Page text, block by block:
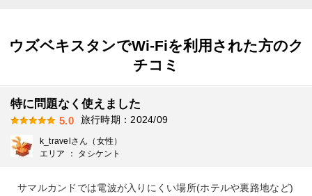
ウズベキスタンでWi-Fiを利用された方のク
チコミ
特に問題なく使えました
5.0 旅行時期：2024/09
k_travelさん（女性）
エリア ： タシケント
サマルカンドでは電波が入りにくい場所(ホテルや裏路地など)